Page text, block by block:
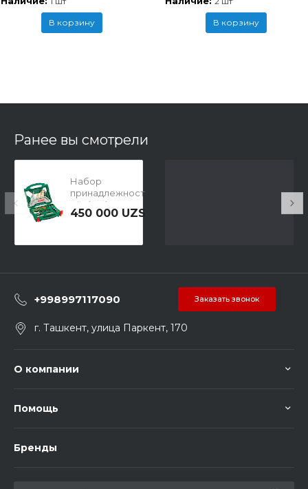
В корзину В корзину
Ранее вы смотрели
Набор
принадлежност
ей Titanium 50
шт. Bosch
450 000 UZS
+998997117090 Заказать звонок
г. Ташкент, улица Паркент, 170
О компании
Помощь
Бренды